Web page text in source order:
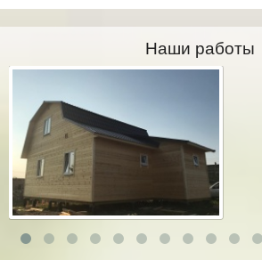
Наши работы